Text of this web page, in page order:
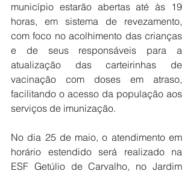
município estarão abertas até às 19
horas, em sistema de revezamento,
com foco no acolhimento das crianças
e de seus responsáveis para a
atualização das carteirinhas de
vacinação com doses em atraso,
facilitando o acesso da população aos
serviços de imunização.
No dia 25 de maio, o atendimento em
horário estendido será realizado na
ESF Getúlio de Carvalho, no Jardim